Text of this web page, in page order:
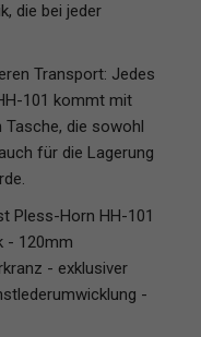
die bei jeder
Transport: Jedes
101 kommt mit
die sowohl
für die Lagerung
Pless-Horn HH-101
- 120mm
- exklusiver
-